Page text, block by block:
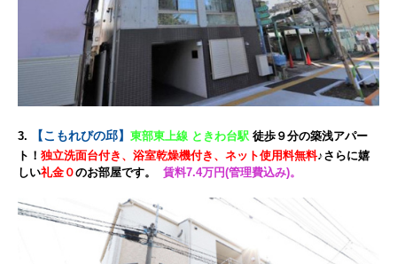
3. 【こもれびの邱】 東部東上線 ときわ台駅 徒歩９分の築浅アパー
ト！ 独立洗面台付き、浴室乾燥機付き、ネット使用料無料♪さらに嬉
しい礼金０のお部屋です。 賃料7.4万円(管理費込み)。